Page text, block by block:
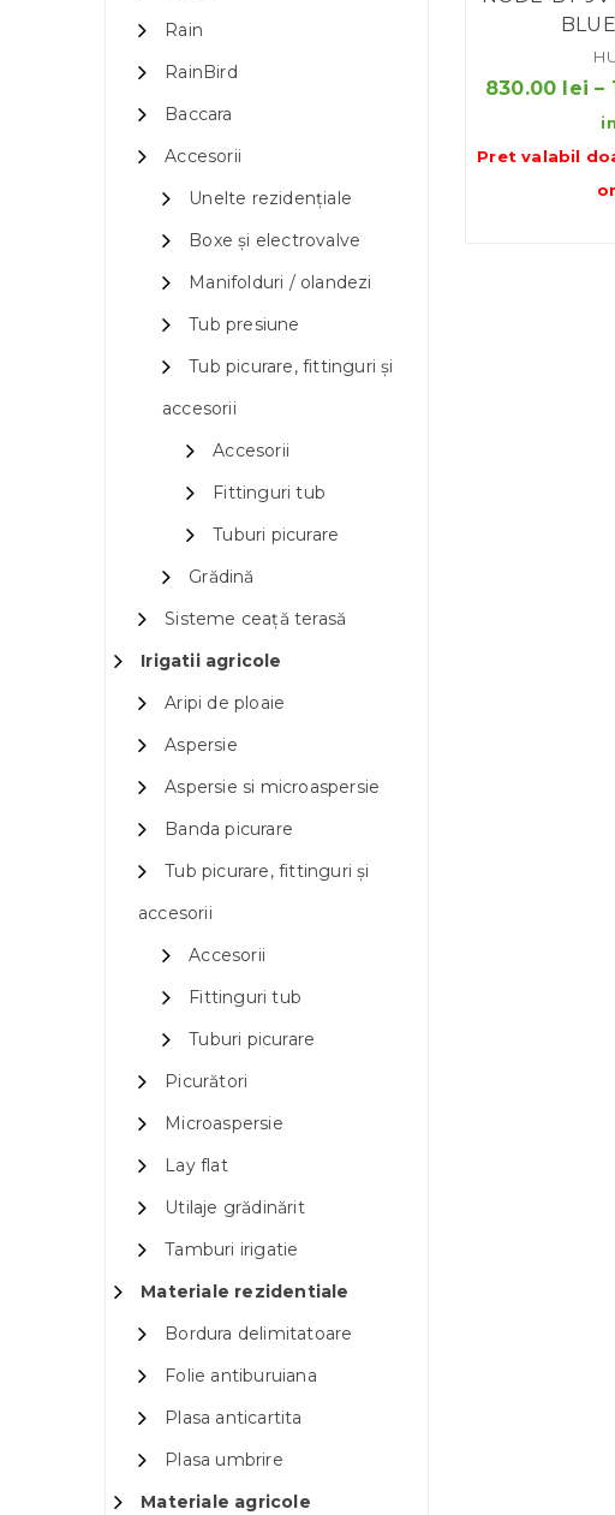
Rain
RainBird
Baccara
Accesorii
Unelte rezidențiale
Boxe și electrovalve
Manifolduri / olandezi
Tub presiune
Tub picurare, fittinguri și
accesorii
Accesorii
Fittinguri tub
Tuburi picurare
Grădină
Sisteme ceață terasă
Irigatii agricole
Aripi de ploaie
Aspersie
Aspersie si microaspersie
Banda picurare
Tub picurare, fittinguri și
accesorii
Accesorii
Fittinguri tub
Tuburi picurare
Picurători
Microaspersie
Lay flat
Utilaje grădinărit
Tamburi irigatie
Materiale rezidentiale
Bordura delimitatoare
Folie antiburuiana
Plasa anticartita
Plasa umbrire
Materiale agricole
830.00 lei –
Pret valabil